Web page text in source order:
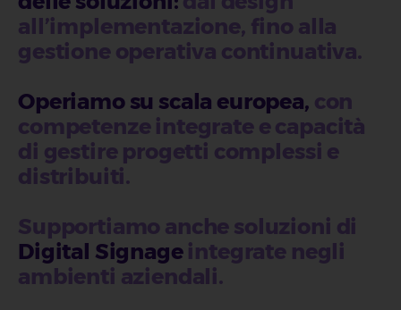
all’implementazione, fino alla
gestione operativa continuativa.
Operiamo su scala europea, con
competenze integrate e capacità
di gestire progetti complessi e
distribuiti.
Supportiamo anche soluzioni di
Digital Signage integrate negli
ambienti aziendali.